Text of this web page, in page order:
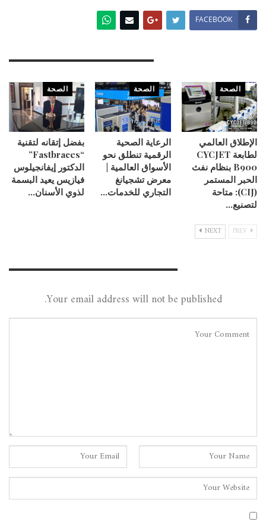
FACEBOOK
الصحة
الإطلاق العالمي
لطابعة CYCJET
B900 بنظام نفث
الحبر المستمر
(CIJ): متاحة
لتصنيع…
الصحة
الرعاية الصحية
الرقمية تنطلق نحو
الأسواق العالمية |
معرض تشجيانغ
التجاري للخدمات…
الصحة
بفضل إتقانه لتقنية
“Fastbraces”
الدكتور إيفانجيلوس
فيازيس يعيد البسمة
لذوي الأسنان…
NEXT
Your email address will not be published.